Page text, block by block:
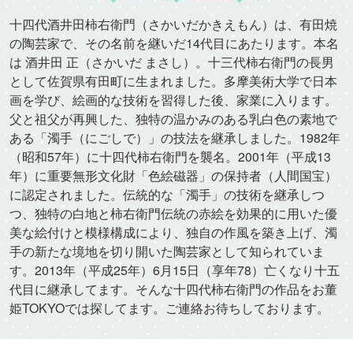
十四代酒井田柿右衛門（さかいだかきえもん）は、有田焼
の陶芸家で、その名前を継いだ14代目にあたります。本名
は 酒井田 正（さかいだ まさし）。十三代柿右衛門の長男
として佐賀県有田町に生まれました。多摩美術大学で日本
画を学び、絵画的な技術を習得した後、家業に入ります。
父と祖父が再興した、独特の温かみのある乳白色の素地で
ある「濁手（にごしで）」の技法を継承しました。1982年
（昭和57年）に十四代柿右衛門を襲名。2001年（平成13
年）に重要無形文化財「色絵磁器」の保持者（人間国宝）
に認定されました。伝統的な「濁手」の技術を継承しつ
つ、独特の白地と柿右衛門伝統の赤絵を効果的に用いた優
美な絵付けと模様構成により、独自の作風を築き上げ、濁
手の新たな境地を切り開いた陶芸家として知られていま
す。2013年（平成25年）6月15日（享年78）亡くなり十五
代目に継承してます。そんな十四代柿右衛門の作品をお董
姫TOKYOでは探してます。ご連絡お待ちしております。